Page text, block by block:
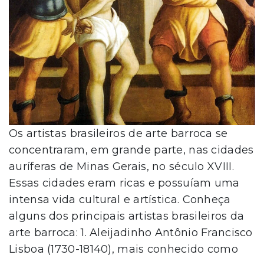
Os artistas brasileiros de arte barroca se
concentraram, em grande parte, nas cidades
auríferas de Minas Gerais, no século XVIII.
Essas cidades eram ricas e possuíam uma
intensa vida cultural e artística. Conheça
alguns dos principais artistas brasileiros da
arte barroca: 1. Aleijadinho Antônio Francisco
Lisboa (1730-18140), mais conhecido como